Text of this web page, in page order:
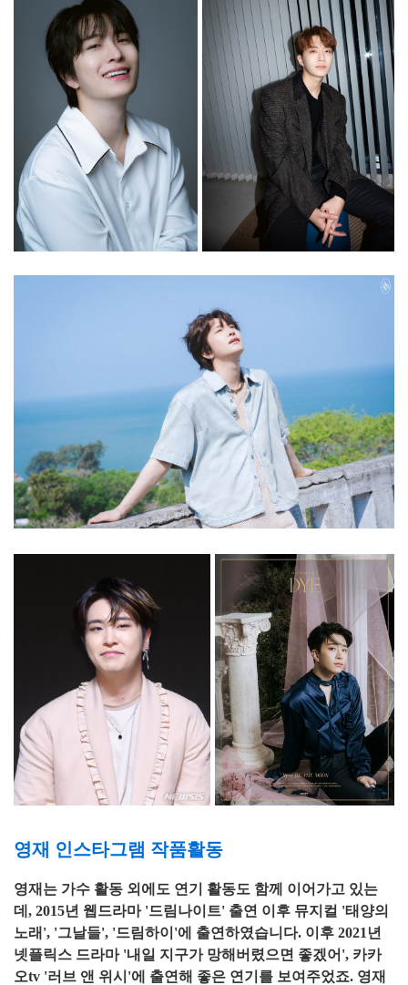
영재 인스타그램 작품활동
영재는 가수 활동 외에도 연기 활동도 함께 이어가고 있는
데, 2015년 웹드라마 '드림나이트' 출연 이후 뮤지컬 '태양의
노래', '그날들', '드림하이'에 출연하였습니다. 이후 2021년
넷플릭스 드라마 '내일 지구가 망해버렸으면 좋겠어', 카카
오tv '러브 앤 위시'에 출연해 좋은 연기를 보여주었죠. 영재